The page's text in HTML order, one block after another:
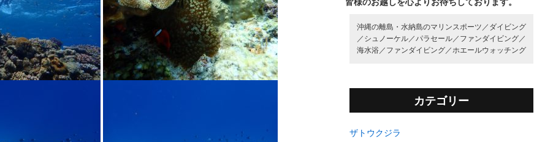
沖縄の離島・水納島のマリンスポーツ／ ダイビング
／ シュノーケル／ パラセール／ ファンダイビング／
海水浴／ ファンダイビング／ ホエールウォッチング
カテゴリー
ザトウクジラ